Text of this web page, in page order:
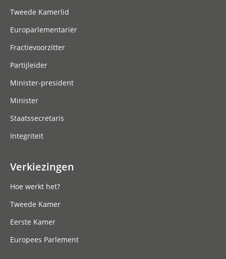
Tweede Kamerlid
Europarlementariër
Fractievoorzitter
Partijleider
Minister-president
Minister
Staatssecretaris
Integriteit
Verkiezingen
Hoe werkt het?
Tweede Kamer
Eerste Kamer
Europees Parlement